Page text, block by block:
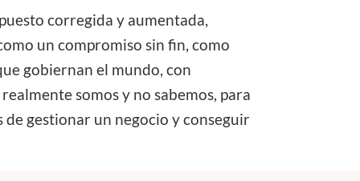
corregida y aumentada,
un compromiso sin fin, como
gobiernan el mundo, con
somos y no sabemos, para
gestionar un negocio y conseguir